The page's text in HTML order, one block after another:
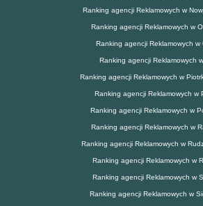
Ranking agencji Reklamowych w
Ranking agencji Reklamowych w
Ranking agencji Reklamowych w
Ranking agencji Reklamowych
Ranking agencji Reklamowych w
Ranking agencji Reklamowych w
Ranking agencji Reklamowych w
Ranking agencji Reklamowych w
Ranking agencji Reklamowych w
Ranking agencji Reklamowych w
Ranking agencji Reklamowych w
Ranking agencji Reklamowych w